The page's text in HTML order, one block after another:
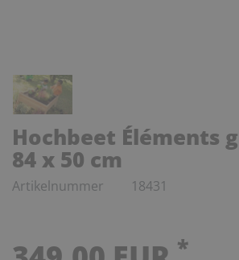
Hochbeet Éléments
84 x 50 cm
Artikelnummer 18431
*